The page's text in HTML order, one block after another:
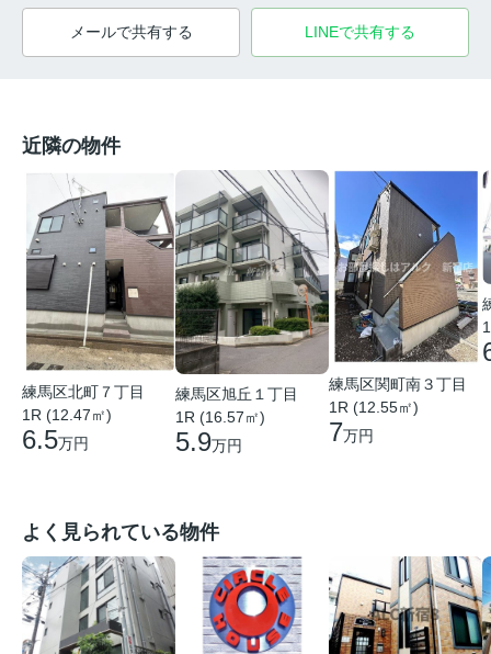
メールで共有する LINEで共有する
近隣の物件
練馬区北町７丁目
1R (12.47㎡)
6.5万円
練馬区旭丘１丁目
1R (16.57㎡)
5.9万円
練馬区関町南３丁目
1R (12.55㎡)
7万円
よく見られている物件